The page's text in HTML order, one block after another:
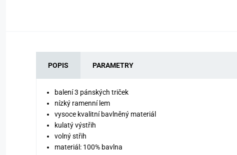
POPIS PARAMETRY
balení 3 pánských triček
nízký ramenní lem
vysoce kvalitní bavlněný materiál
kulatý výstřih
volný střih
materiál: 100% bavlna